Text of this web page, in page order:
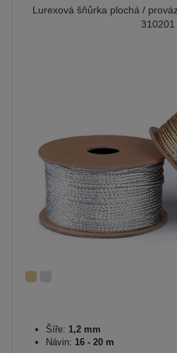
Lurexová šňůrka plochá /
310201
Šíře: 1,2 mm
Návin: 16 - 20 m